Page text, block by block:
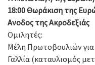
18:00 Θωράκιση της
Ανοδος τηςAκροδεξιάς
Ομιλητές:
Μέλη Πρωτοβουλιών
Γαλλία (καταυλισμός